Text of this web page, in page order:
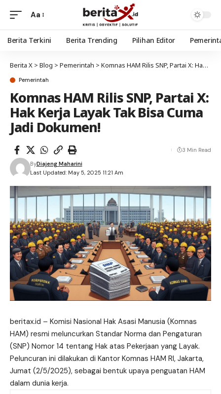
Aa
Berita Terkini Berita Trending Pilihan Editor
Berita X > Blog > Pemerintah > Komnas HAM Rilis SNP, Partai X: Hak Kerja Layak Tak Bisa Cuma Jadi Dokumen!
Pemerintah
Komnas HAM Rilis SNP, Partai X:
Hak Kerja Layak Tak Bisa Cuma
Jadi Dokumen!
Last Updated: May 5, 2025 11:21 Am
ByDiajeng Maharini
3 Min Read
beritax.id – Komisi Nasional Hak Asasi Manusia (Komnas
HAM) resmi meluncurkan Standar Norma dan Pengaturan
(SNP) Nomor 14 tentang Hak atas Pekerjaan yang Layak.
Peluncuran ini dilakukan di Kantor Komnas HAM RI, Jakarta,
Jumat (2/5/2025), sebagai bentuk upaya penguatan HAM
dalam dunia kerja.